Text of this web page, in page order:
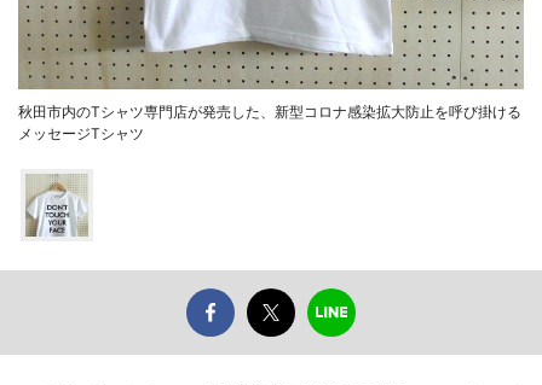
秋田市内のTシャツ専門店が発売した、新型コロナ感染拡大防止を呼び掛ける
メッセージTシャツ